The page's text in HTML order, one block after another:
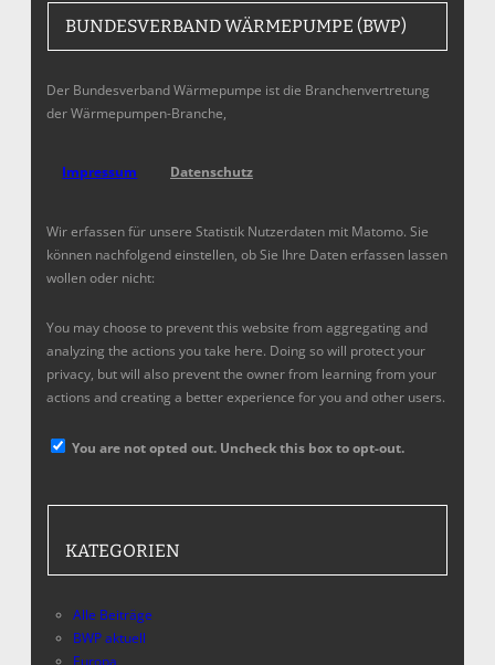
BUNDESVERBAND WÄRMEPUMPE (BWP)
Der Bundesverband Wärmepumpe ist die Branchenvertretung
der Wärmepumpen-Branche,
Impressum Datenschutz
Wir erfassen für unsere Statistik Nutzerdaten mit Matomo. Sie
können nachfolgend einstellen, ob Sie Ihre Daten erfassen lassen
wollen oder nicht:
You may choose to prevent this website from aggregating and
analyzing the actions you take here. Doing so will protect your
privacy, but will also prevent the owner from learning from your
actions and creating a better experience for you and other users.
You are not opted out. Uncheck this box to opt-out.
KATEGORIEN
Alle Beiträge
BWP aktuell
Europa